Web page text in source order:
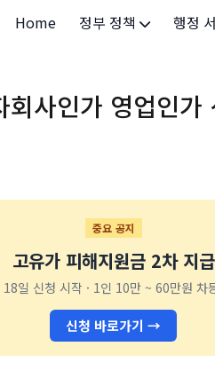
Home 정부 정책
정부 정책
행정
보조금
세무/납부
기타 서
사인가 영업인가
중요 공지
고유가 피해지원금 2차 지급
일 신청 시작 · 1인 10만 ~ 60만원 차
신청 바로가기 →